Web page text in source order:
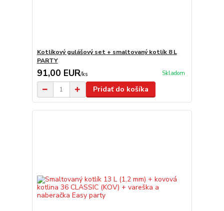
Kotlíkový gulášový set + smaltovaný kotlík 8 L
PARTY
91,00 EUR/ks Skladom
Pridať do košíka